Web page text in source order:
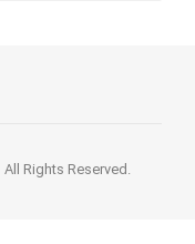
All Rights Reserved.